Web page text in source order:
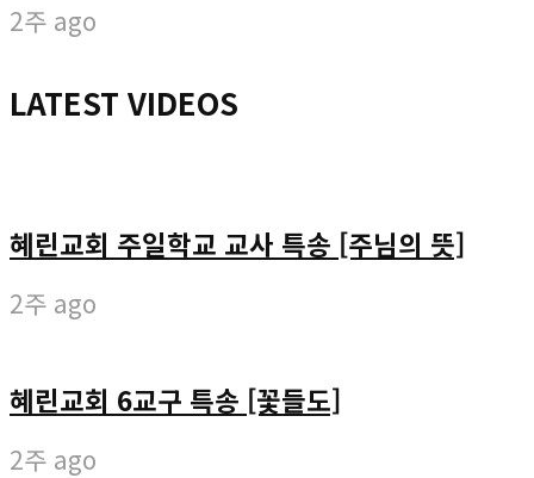
2주 ago
LATEST VIDEOS
혜린교회 주일학교 교사 특송 [주님의 뜻]
2주 ago
혜린교회 6교구 특송 [꽃들도]
2주 ago